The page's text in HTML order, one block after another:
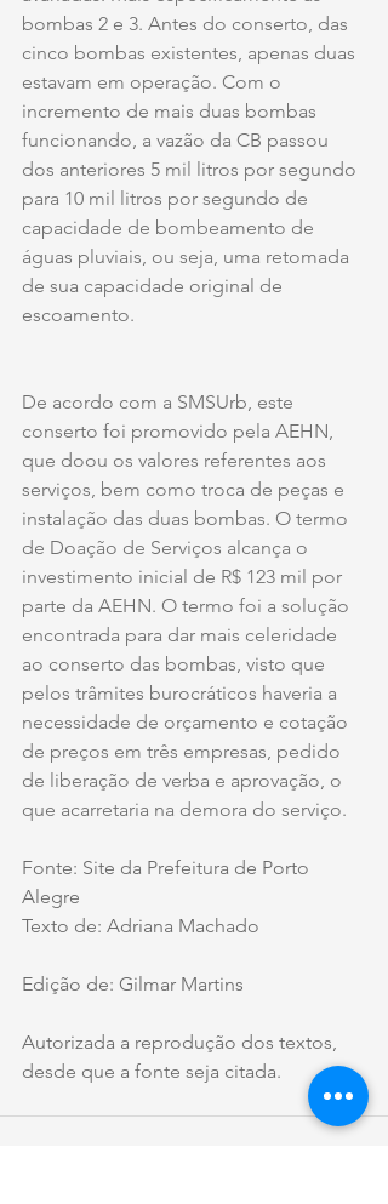
bombas 2 e 3. Antes do conserto, das
cinco bombas existentes, apenas duas
estavam em operação. Com o
incremento de mais duas bombas
funcionando, a vazão da CB passou
dos anteriores 5 mil litros por segundo
para 10 mil litros por segundo de
capacidade de bombeamento de
águas pluviais, ou seja, uma retomada
de sua capacidade original de
escoamento.
De acordo com a SMSUrb, este
conserto foi promovido pela AEHN,
que doou os valores referentes aos
serviços, bem como troca de peças e
instalação das duas bombas. O termo
de Doação de Serviços alcança o
investimento inicial de R$ 123 mil por
parte da AEHN. O termo foi a solução
encontrada para dar mais celeridade
ao conserto das bombas, visto que
pelos trâmites burocráticos haveria a
necessidade de orçamento e cotação
de preços em três empresas, pedido
de liberação de verba e aprovação, o
que acarretaria na demora do serviço.
Fonte: Site da Prefeitura de Porto
Alegre
Texto de: Adriana Machado
Edição de: Gilmar Martins
Autorizada a reprodução dos textos,
desde que a fonte seja citada.